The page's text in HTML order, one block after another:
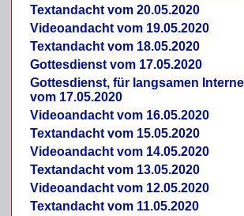
Textandacht vom 20.05.2020
Videoandacht vom 19.05.2020
Textandacht vom 18.05.2020
Gottesdienst vom 17.05.2020
Gottesdienst, für langsamen
vom 17.05.2020
Videoandacht vom 16.05.2020
Textandacht vom 15.05.2020
Videoandacht vom 14.05.2020
Textandacht vom 13.05.2020
Videoandacht vom 12.05.2020
Textandacht vom 11.05.2020